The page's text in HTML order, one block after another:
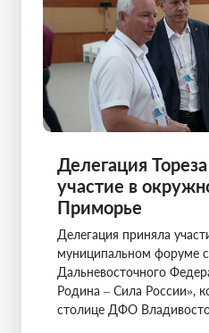
Делегация
участие в
Приморье
Делегация приняла
муниципальном форуме
Дальневосточного
Родина – Сила России»,
столице ДФО